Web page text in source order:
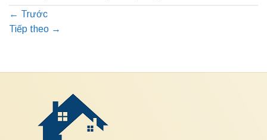
← Trước
Tiếp theo →